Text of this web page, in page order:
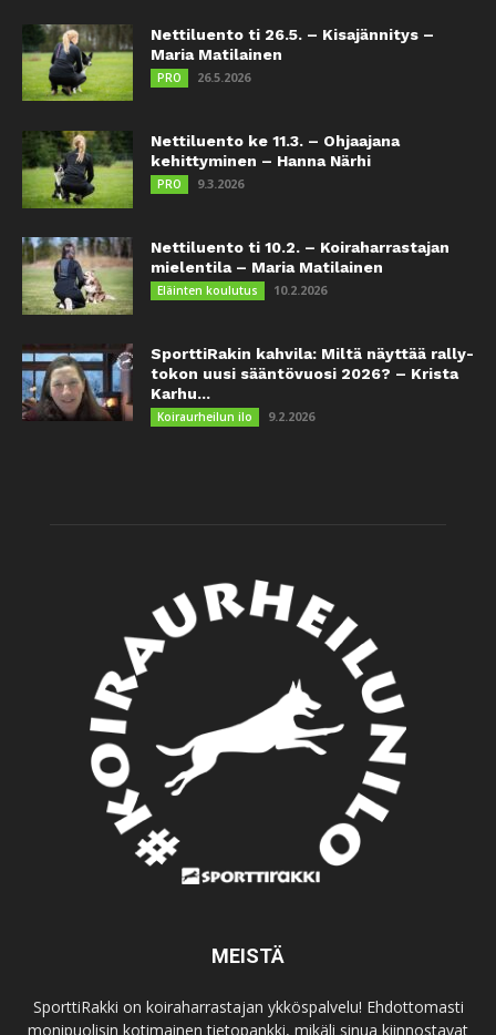
Nettiluento ti 26.5. – Kisajännitys –
Maria Matilainen
PRO 26.5.2026
Nettiluento ke 11.3. – Ohjaajana
kehittyminen – Hanna Närhi
PRO 9.3.2026
Nettiluento ti 10.2. – Koiraharrastajan
mielentila – Maria Matilainen
Eläinten koulutus 10.2.2026
SporttiRakin kahvila: Miltä näyttää rally-
tokon uusi sääntövuosi 2026? – Krista
Karhu...
Koiraurheilun ilo 9.2.2026
MEISTÄ
SporttiRakki on koiraharrastajan ykköspalvelu! Ehdottomasti
monipuolisin kotimainen tietopankki, mikäli sinua kiinnostavat